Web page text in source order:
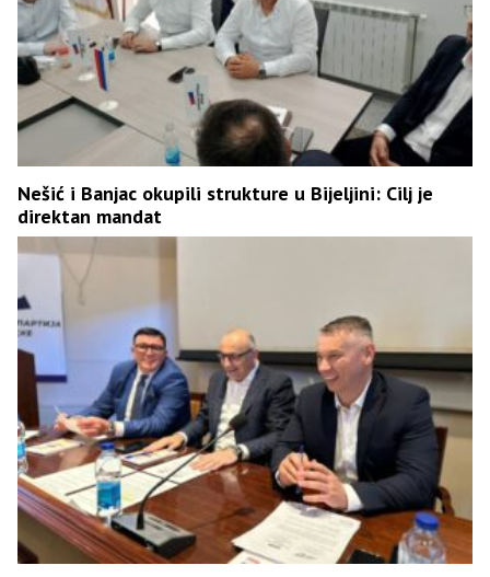
Nešić i Banjac okupili strukture u Bijeljini: Cilj je
direktan mandat